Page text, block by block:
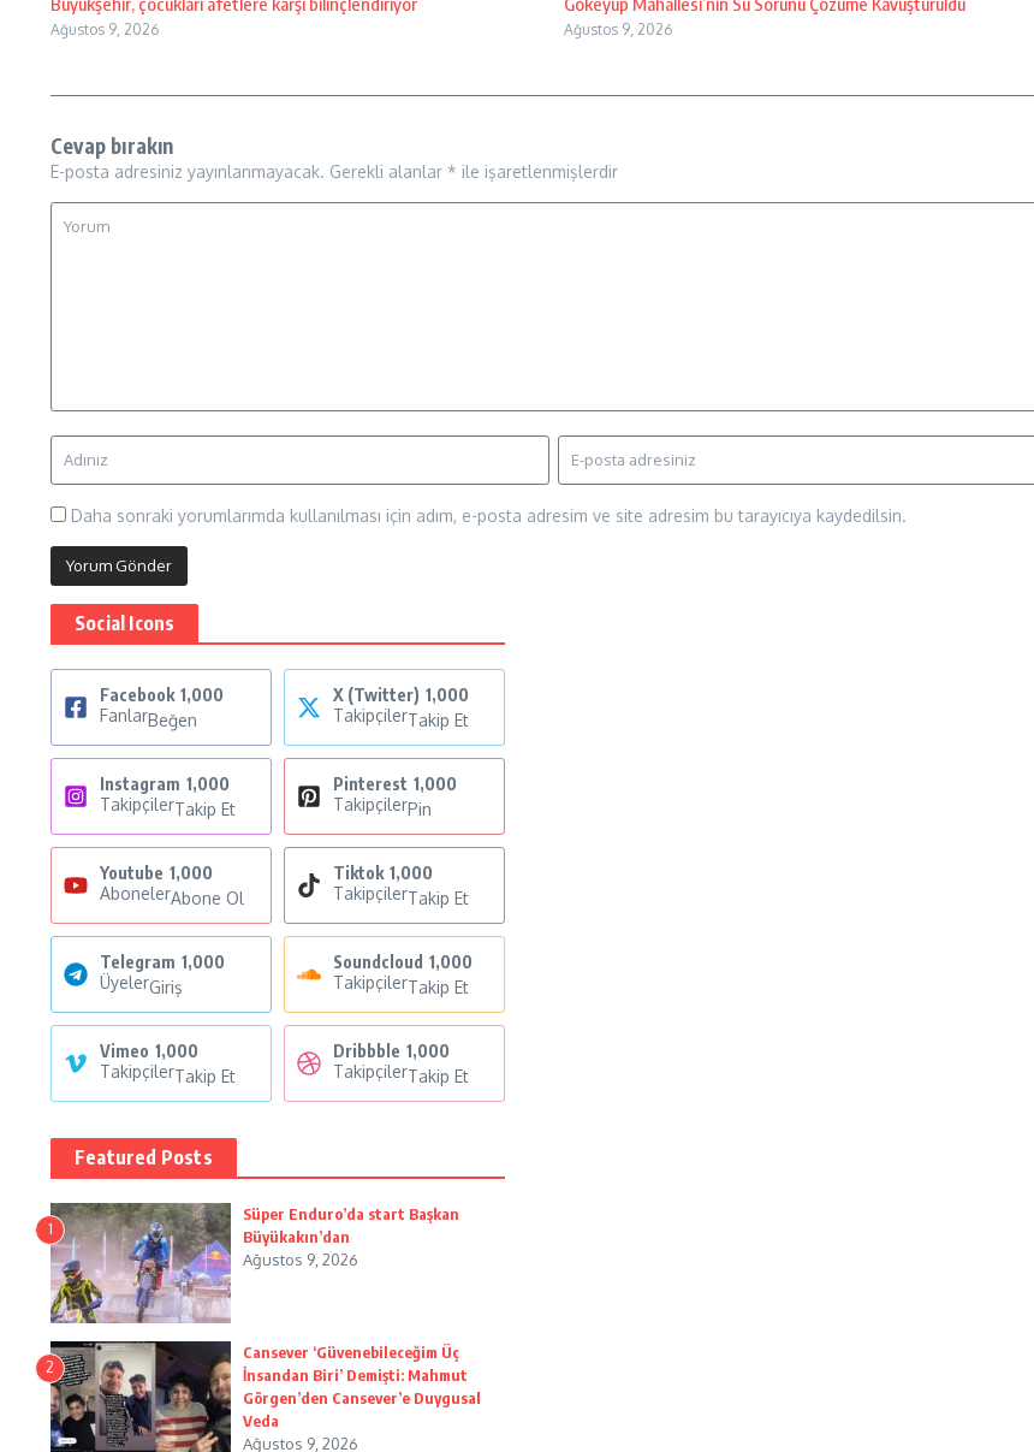
Ağustos 9, 2026 Ağustos 9, 2026
Cevap bırakın
E-posta adresiniz yayınlanmayacak. Gerekli alanlar * ile işaretlenmişlerdir
Daha sonraki yorumlarımda kullanılması için adım, e-posta adresim ve site adresim bu tarayıcıya kaydedilsin.
Social Icons
Facebook 1,000
FanlarBeğen
X (Twitter) 1,000
TakipçilerTakip Et
Instagram 1,000
TakipçilerTakip Et
Pinterest 1,000
TakipçilerPin
Youtube 1,000
AbonelerAbone Ol
Tiktok 1,000
TakipçilerTakip Et
Telegram 1,000
ÜyelerGiriş
Soundcloud 1,000
TakipçilerTakip Et
Vimeo 1,000
TakipçilerTakip Et
Dribbble 1,000
TakipçilerTakip Et
Featured Posts
1
Süper Enduro’da start Başkan
Büyükakın’dan
Ağustos 9, 2026
2
Cansever ‘Güvenebileceğim Üç
İnsandan Biri’ Demişti: Mahmut
Görgen’den Cansever’e Duygusal
Veda
Ağustos 9, 2026